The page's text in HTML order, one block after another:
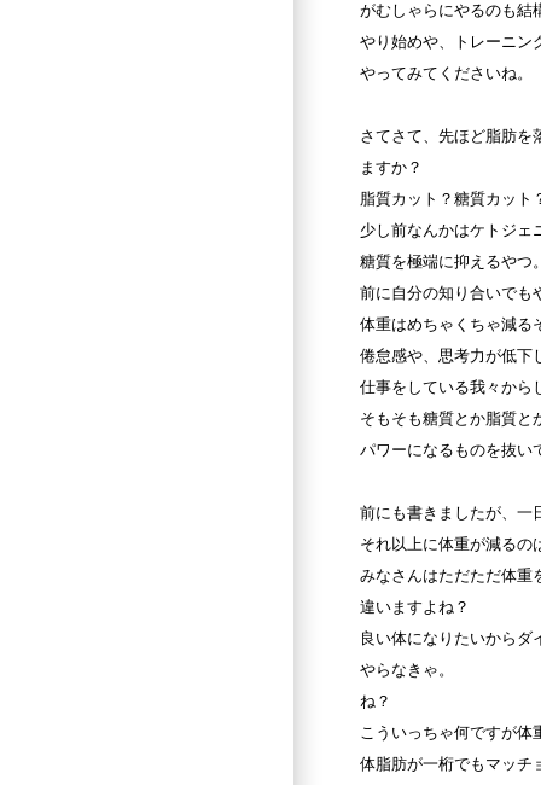
がむしゃらにやるのも結
やり始めや、トレーニン
やってみてくださいね。
さてさて、先ほど脂肪を
ますか？
脂質カット？糖質カット
少し前なんかはケトジェ
糖質を極端に抑えるやつ
前に自分の知り合いでも
体重はめちゃくちゃ減る
倦怠感や、思考力が低下
仕事をしている我々から
そもそも糖質とか脂質と
パワーになるものを抜い
前にも書きましたが、一
それ以上に体重が減るの
みなさんはただただ体重
違いますよね？
良い体になりたいからダ
やらなきゃ。
ね？
こういっちゃ何ですが
体脂肪が一桁でもマッチ